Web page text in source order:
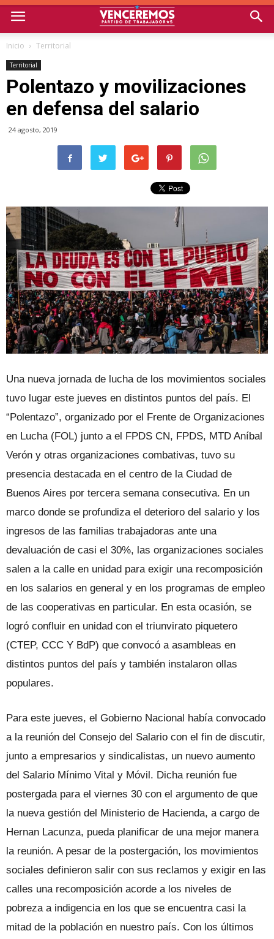
Inicio Territorial
Territorial
Polentazo y movilizaciones
en defensa del salario
24 agosto, 2019
Una nueva jornada de lucha de los movimientos sociales
tuvo lugar este jueves en distintos puntos del país. El
“Polentazo”, organizado por el Frente de Organizaciones
en Lucha (FOL) junto a el FPDS CN, FPDS, MTD Aníbal
Verón y otras organizaciones combativas, tuvo su
presencia destacada en el centro de la Ciudad de
Buenos Aires por tercera semana consecutiva. En un
marco donde se profundiza el deterioro del salario y los
ingresos de las familias trabajadoras ante una
devaluación de casi el 30%, las organizaciones sociales
salen a la calle en unidad para exigir una recomposición
en los salarios en general y en los programas de empleo
de las cooperativas en particular. En esta ocasión, se
logró confluir en unidad con el triunvirato piquetero
(CTEP, CCC Y BdP) que convocó a asambleas en
distintos puntos del país y también instalaron ollas
populares.
Para este jueves, el Gobierno Nacional había convocado
a la reunión del Consejo del Salario con el fin de discutir,
junto a empresarios y sindicalistas, un nuevo aumento
del Salario Mínimo Vital y Móvil. Dicha reunión fue
postergada para el viernes 30 con el argumento de que
la nueva gestión del Ministerio de Hacienda, a cargo de
Hernan Lacunza, pueda planificar de una mejor manera
la reunión. A pesar de la postergación, los movimientos
sociales definieron salir con sus reclamos y exigir en las
calles una recomposición acorde a los niveles de
pobreza a indigencia en los que se encuentra casi la
mitad de la población en nuestro país. Con los últimos